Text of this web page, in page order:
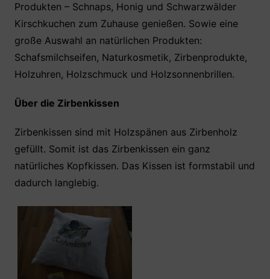
Produkten – Schnaps, Honig und Schwarzwälder
Kirschkuchen zum Zuhause genießen. Sowie eine
große Auswahl an natürlichen Produkten:
Schafsmilchseifen, Naturkosmetik, Zirbenprodukte,
Holzuhren, Holzschmuck und Holzsonnenbrillen.
Über die Zirbenkissen
Zirbenkissen sind mit Holzspänen aus Zirbenholz
gefüllt. Somit ist das Zirbenkissen ein ganz
natürliches Kopfkissen. Das Kissen ist formstabil und
dadurch langlebig.